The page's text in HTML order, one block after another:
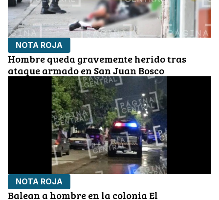
NOTA ROJA
Hombre queda gravemente herido tras
ataque armado en San Juan Bosco
NOTA ROJA
Balean a hombre en la colonia El